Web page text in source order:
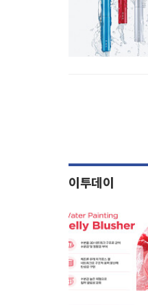
이투데이